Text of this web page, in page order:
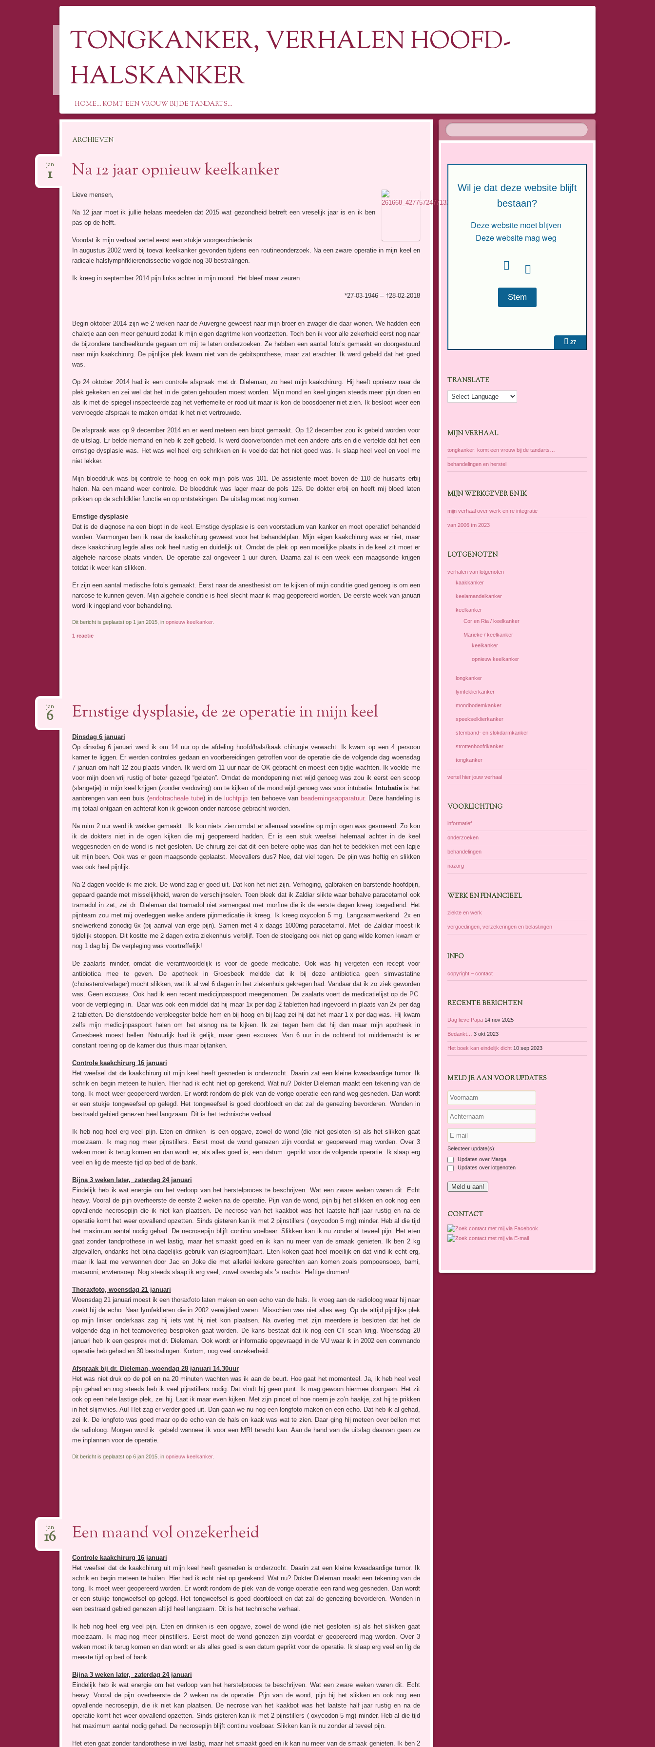
TONGKANKER, VERHALEN HOOFD-
HALSKANKER
HOME… KOMT EEN VROUW BIJ DE TANDARTS…
naarARCHIEVEN
Na 12 jaar opnieuw keelkanker
jan
1
Lieve mensen,
Na 12 jaar moet ik jullie helaas meedelen dat 2015 wat gezondheid betreft een vreselijk jaar is en ik ben
pas op de helft.
Voordat ik mijn verhaal vertel eerst een stukje voorgeschiedenis.
In augustus 2002 werd bij toeval keelkanker gevonden tijdens een routineonderzoek. Na een zware operatie in mijn keel en
radicale halslymphfklierendissectie volgde nog 30 bestralingen.
Ik kreeg in september 2014 pijn links achter in mijn mond. Het bleef maar zeuren.
*27-03-1946 – †28-02-2018
Begin oktober 2014 zijn we 2 weken naar de Auvergne geweest naar mijn broer en zwager die daar wonen. We hadden een
chaletje aan een meer gehuurd zodat ik mijn eigen dagritme kon voortzetten. Toch ben ik voor alle zekerheid eerst nog naar
de bijzondere tandheelkunde gegaan om mij te laten onderzoeken. Ze hebben een aantal foto’s gemaakt en doorgestuurd
naar mijn kaakchirurg. De pijnlijke plek kwam niet van de gebitsprothese, maar zat erachter. Ik werd gebeld dat het goed
was.
Op 24 oktober 2014 had ik een controle afspraak met dr. Dieleman, zo heet mijn kaakchirurg. Hij heeft opnieuw naar de
plek gekeken en zei wel dat het in de gaten gehouden moest worden. Mijn mond en keel gingen steeds meer pijn doen en
als ik met de spiegel inspecteerde zag het verhemelte er rood uit maar ik kon de boosdoener niet zien. Ik besloot weer een
vervroegde afspraak te maken omdat ik het niet vertrouwde.
De afspraak was op 9 december 2014 en er werd meteen een biopt gemaakt. Op 12 december zou ik gebeld worden voor
de uitslag. Er belde niemand en heb ik zelf gebeld. Ik werd doorverbonden met een andere arts en die vertelde dat het een
ernstige dysplasie was. Het was wel heel erg schrikken en ik voelde dat het niet goed was. Ik slaap heel veel en voel me
niet lekker.
Mijn bloeddruk was bij controle te hoog en ook mijn pols was 101. De assistente moet boven de 110 de huisarts erbij
halen. Na een maand weer controle. De bloeddruk was lager maar de pols 125. De dokter erbij en heeft mij bloed laten
prikken op de schildklier functie en op ontstekingen. De uitslag moet nog komen.
Ernstige dysplasie
Dat is de diagnose na een biopt in de keel. Ernstige dysplasie is een voorstadium van kanker en moet operatief behandeld
worden. Vanmorgen ben ik naar de kaakchirurg geweest voor het behandelplan. Mijn eigen kaakchirurg was er niet, maar
deze kaakchirurg legde alles ook heel rustig en duidelijk uit. Omdat de plek op een moeilijke plaats in de keel zit moet er
algehele narcose plaats vinden. De operatie zal ongeveer 1 uur duren. Daarna zal ik een week een maagsonde krijgen
totdat ik weer kan slikken.
Er zijn een aantal medische foto’s gemaakt. Eerst naar de anesthesist om te kijken of mijn conditie goed genoeg is om een
narcose te kunnen geven. Mijn algehele conditie is heel slecht maar ik mag geopereerd worden. De eerste week van januari
word ik ingepland voor behandeling.
Dit bericht is geplaatst op 1 jan 2015, in opnieuw keelkanker.
1 reactie
Ernstige dysplasie, de 2e operatie in mijn keel
jan
6
Dinsdag 6 januari
Op dinsdag 6 januari werd ik om 14 uur op de afdeling hoofd/hals/kaak chirurgie verwacht. Ik kwam op een 4 persoon
kamer te liggen. Er werden controles gedaan en voorbereidingen getroffen voor de operatie die de volgende dag woensdag
7 januari om half 12 zou plaats vinden. Ik werd om 11 uur naar de OK gebracht en moest een tijdje wachten. Ik voelde me
voor mijn doen vrij rustig of beter gezegd “gelaten”. Omdat de mondopening niet wijd genoeg was zou ik eerst een scoop
(slangetje) in mijn keel krijgen (zonder verdoving) om te kijken of de mond wijd genoeg was voor intubatie. Intubatie is het
aanbrengen van een buis (endotracheale tube) in de luchtpijp ten behoeve van beademingsapparatuur. Deze handeling is
mij totaal ontgaan en achteraf kon ik gewoon onder narcose gebracht worden.
Na ruim 2 uur werd ik wakker gemaakt . Ik kon niets zien omdat er allemaal vaseline op mijn ogen was gesmeerd. Zo kon
ik de dokters niet in de ogen kijken die mij geopereerd hadden. Er is een stuk weefsel helemaal achter in de keel
weggesneden en de wond is niet gesloten. De chirurg zei dat dit een betere optie was dan het te bedekken met een lapje
uit mijn been. Ook was er geen maagsonde geplaatst. Meevallers dus? Nee, dat viel tegen. De pijn was heftig en slikken
was ook heel pijnlijk.
Na 2 dagen voelde ik me ziek. De wond zag er goed uit. Dat kon het niet zijn. Verhoging, galbraken en barstende hoofdpijn,
gepaard gaande met misselijkheid, waren de verschijnselen. Toen bleek dat ik Zaldiar slikte waar behalve paracetamol ook
tramadol in zat, zei dr. Dieleman dat tramadol niet samengaat met morfine die ik de eerste dagen kreeg toegediend. Het
pijnteam zou met mij overleggen welke andere pijnmedicatie ik kreeg. Ik kreeg oxycolon 5 mg. Langzaamwerkend 2x en
snelwerkend zonodig 6x (bij aanval van erge pijn). Samen met 4 x daags 1000mg paracetamol. Met de Zaldiar moest ik
tijdelijk stoppen. Dit kostte me 2 dagen extra ziekenhuis verblijf. Toen de stoelgang ook niet op gang wilde komen kwam er
nog 1 dag bij. De verpleging was voortreffelijk!
De zaalarts minder, omdat die verantwoordelijk is voor de goede medicatie. Ook was hij vergeten een recept voor
antibiotica mee te geven. De apotheek in Groesbeek meldde dat ik bij deze antibiotica geen simvastatine
(cholesterolverlager) mocht slikken, wat ik al wel 6 dagen in het ziekenhuis gekregen had. Vandaar dat ik zo ziek geworden
was. Geen excuses. Ook had ik een recent medicijnpaspoort meegenomen. De zaalarts voert de medicatielijst op de PC
voor de verpleging in. Daar was ook een middel dat hij maar 1x per dag 2 tabletten had ingevoerd in plaats van 2x per dag
2 tabletten. De dienstdoende verpleegster belde hem en bij hoog en bij laag zei hij dat het maar 1 x per dag was. Hij kwam
zelfs mijn medicijnpaspoort halen om het alsnog na te kijken. Ik zei tegen hem dat hij dan maar mijn apotheek in
Groesbeek moest bellen. Natuurlijk had ik gelijk, maar geen excuses. Van 6 uur in de ochtend tot middernacht is er
constant roering op de kamer dus thuis maar bijtanken.
Controle kaakchirurg 16 januari
Het weefsel dat de kaakchirurg uit mijn keel heeft gesneden is onderzocht. Daarin zat een kleine kwaadaardige tumor. Ik
schrik en begin meteen te huilen. Hier had ik echt niet op gerekend. Wat nu? Dokter Dieleman maakt een tekening van de
tong. Ik moet weer geopereerd worden. Er wordt rondom de plek van de vorige operatie een rand weg gesneden. Dan wordt
er een stukje tongweefsel op gelegd. Het tongweefsel is goed doorbloedt en dat zal de genezing bevorderen. Wonden in
bestraald gebied genezen heel langzaam. Dit is het technische verhaal.
Ik heb nog heel erg veel pijn. Eten en drinken is een opgave, zowel de wond (die niet gesloten is) als het slikken gaat
moeizaam. Ik mag nog meer pijnstillers. Eerst moet de wond genezen zijn voordat er geopereerd mag worden. Over 3
weken moet ik terug komen en dan wordt er, als alles goed is, een datum geprikt voor de volgende operatie. Ik slaap erg
veel en lig de meeste tijd op bed of de bank.
Bijna 3 weken later, zaterdag 24 januari
Eindelijk heb ik wat energie om het verloop van het herstelproces te beschrijven. Wat een zware weken waren dit. Echt
heavy. Vooral de pijn overheerste de eerste 2 weken na de operatie. Pijn van de wond, pijn bij het slikken en ook nog een
opvallende necrosepijn die ik niet kan plaatsen. De necrose van het kaakbot was het laatste half jaar rustig en na de
operatie komt het weer opvallend opzetten. Sinds gisteren kan ik met 2 pijnstillers ( oxycodon 5 mg) minder. Heb al die tijd
het maximum aantal nodig gehad. De necrosepijn blijft continu voelbaar. Slikken kan ik nu zonder al teveel pijn. Het eten
gaat zonder tandprothese in wel lastig, maar het smaakt goed en ik kan nu meer van de smaak genieten. Ik ben 2 kg
afgevallen, ondanks het bijna dagelijks gebruik van (slagroom)taart. Eten koken gaat heel moeilijk en dat vind ik echt erg,
maar ik laat me verwennen door Jac en Joke die met allerlei lekkere gerechten aan komen zoals pompoensoep, bami,
macaroni, erwtensoep. Nog steeds slaap ik erg veel, zowel overdag als ’s nachts. Heftige dromen!
Thoraxfoto, woensdag 21 januari
Woensdag 21 januari moest ik een thoraxfoto laten maken en een echo van de hals. Ik vroeg aan de radioloog waar hij naar
zoekt bij de echo. Naar lymfeklieren die in 2002 verwijderd waren. Misschien was niet alles weg. Op de altijd pijnlijke plek
op mijn linker onderkaak zag hij iets wat hij niet kon plaatsen. Na overleg met zijn meerdere is besloten dat het de
volgende dag in het teamoverleg besproken gaat worden. De kans bestaat dat ik nog een CT scan krijg. Woensdag 28
januari heb ik een gesprek met dr. Dieleman. Ook wordt er informatie opgevraagd in de VU waar ik in 2002 een commando
operatie heb gehad en 30 bestralingen. Kortom; nog veel onzekerheid.
Afspraak bij dr. Dieleman, woendag 28 januari 14.30uur
Het was niet druk op de poli en na 20 minuten wachten was ik aan de beurt. Hoe gaat het momenteel. Ja, ik heb heel veel
pijn gehad en nog steeds heb ik veel pijnstillers nodig. Dat vindt hij geen punt. Ik mag gewoon hiermee doorgaan. Het zit
ook op een hele lastige plek, zei hij. Laat ik maar even kijken. Met zijn pincet of hoe noem je zo’n haakje, zat hij te prikken
in het slijmvlies. Au! Het zag er verder goed uit. Dan gaan we nu nog een longfoto maken en een echo. Dat heb ik al gehad,
zei ik. De longfoto was goed maar op de echo van de hals en kaak was wat te zien. Daar ging hij meteen over bellen met
de radioloog. Morgen word ik gebeld wanneer ik voor een MRI terecht kan. Aan de hand van de uitslag daarvan gaan ze
me inplannen voor de operatie.
Dit bericht is geplaatst op 6 jan 2015, in opnieuw keelkanker.
Een maand vol onzekerheid
jan
16
Controle kaakchirurg 16 januari
Het weefsel dat de kaakchirurg uit mijn keel heeft gesneden is onderzocht. Daarin zat een kleine kwaadaardige tumor. Ik
schrik en begin meteen te huilen. Hier had ik echt niet op gerekend. Wat nu? Dokter Dieleman maakt een tekening van de
tong. Ik moet weer geopereerd worden. Er wordt rondom de plek van de vorige operatie een rand weg gesneden. Dan wordt
er een stukje tongweefsel op gelegd. Het tongweefsel is goed doorbloedt en dat zal de genezing bevorderen. Wonden in
een bestraald gebied genezen altijd heel langzaam. Dit is het technische verhaal.
Ik heb nog heel erg veel pijn. Eten en drinken is een opgave, zowel de wond (die niet gesloten is) als het slikken gaat
moeizaam. Ik mag nog meer pijnstillers. Eerst moet de wond genezen zijn voordat er geopereerd mag worden. Over 3
weken moet ik terug komen en dan wordt er als alles goed is een datum geprikt voor de operatie. Ik slaap erg veel en lig de
meeste tijd op bed of bank.
Bijna 3 weken later, zaterdag 24 januari
Eindelijk heb ik wat energie om het verloop van het herstelproces te beschrijven. Wat een zware weken waren dit. Echt
heavy. Vooral de pijn overheerste de 2 weken na de operatie. Pijn van de wond, pijn bij het slikken en ook nog een
opvallende necrosepijn, die ik niet kan plaatsen. De necrose van het kaakbot was het laatste half jaar rustig en na de
operatie komt het weer opvallend opzetten. Sinds gisteren kan ik met 2 pijnstillers ( oxycodon 5 mg) minder. Heb al die tijd
het maximum aantal nodig gehad. De necrosepijn blijft continu voelbaar. Slikken kan ik nu zonder al teveel pijn.
Het eten gaat zonder tandprothese in wel lastig, maar het smaakt goed en ik kan nu meer van de smaak genieten. Ik ben 2
27
Wil je dat deze website blijft
bestaan?
Deze website moet blijven
Deze website mag weg
TRANSLATE
MIJN VERHAAL
tongkanker: komt een vrouw bij de tandarts…
behandelingen en herstel
MIJN WERKGEVER EN IK
mijn verhaal over werk en re integratie
van 2006 tm 2023
LOTGENOTEN
verhalen van lotgenoten
kaakkanker
keelamandelkanker
keelkanker
Cor en Ria / keelkanker
Marieke / keelkanker
keelkanker
opnieuw keelkanker
longkanker
lymfeklierkanker
mondbodemkanker
speekselklierkanker
stemband- en slokdarmkanker
strottenhoofdkanker
tongkanker
vertel hier jouw verhaal
VOORLICHTING
informatief
onderzoeken
behandelingen
nazorg
WERK EN FINANCIEEL
ziekte en werk
vergoedingen, verzekeringen en belastingen
INFO
copyright – contact
RECENTE BERICHTEN
Dag lieve Papa 14 nov 2025
Bedankt… 3 okt 2023
Het boek kan eindelijk dicht 10 sep 2023
MELD JE AAN VOOR UPDATES
Selecteer update(s):
Updates over Marga
Updates over lotgenoten
CONTACT